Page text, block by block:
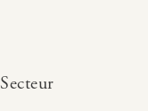
Secteur